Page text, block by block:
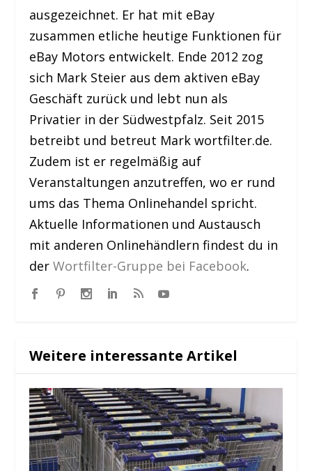
ausgezeichnet. Er hat mit eBay
zusammen etliche heutige Funktionen für
eBay Motors entwickelt. Ende 2012 zog
sich Mark Steier aus dem aktiven eBay
Geschäft zurück und lebt nun als
Privatier in der Südwestpfalz. Seit 2015
betreibt und betreut Mark wortfilter.de.
Zudem ist er regelmäßig auf
Veranstaltungen anzutreffen, wo er rund
ums das Thema Onlinehandel spricht.
Aktuelle Informationen und Austausch
mit anderen Onlinehändlern findest du in
derWortfilter-Gruppe bei Facebook.
Weitere interessante Artikel